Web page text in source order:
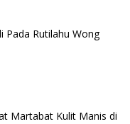
Pada Rutilahu Wong
Martabat Kulit Manis di